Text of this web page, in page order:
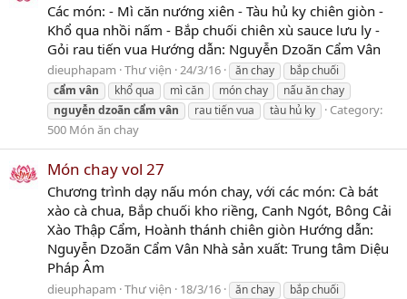
Các món: - Mì căn nướng xiên - Tàu hủ ky chiên giòn -
Khổ qua nhồi nấm - Bắp chuối chiên xù sauce lưu ly -
Gỏi rau tiến vua Hướng dẫn: Nguyễn Dzoãn Cẩm Vân
dieuphapam Thư viện 24/3/16 ăn chay
bắp chuối
cẩm vân khổ qua mì căn món chay
nấu ăn chay
nguyễn dzoãn cẩm vân rau tiến vua tàu hủ ky
Category:
500 Món ăn chay
Món chay vol 27
Chương trình dạy nấu món chay, với các món: Cà bát
xào cà chua, Bắp chuối kho riềng, Canh Ngót, Bông Cải
Xào Thập Cẩm, Hoành thánh chiên giòn Hướng dẫn:
Nguyễn Dzoãn Cẩm Vân Nhà sản xuất: Trung tâm Diệu
Pháp Âm
dieuphapam Thư viện 18/3/16 ăn chay
bắp chuối